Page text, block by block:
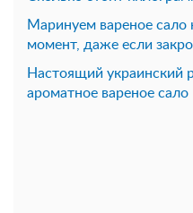
Маринуем вареное сало
момент, даже если
Настоящий украинский
ароматное вареное сало